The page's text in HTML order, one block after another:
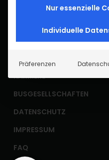
EN
GÄSTECLUB
KARRIERE
BUSGESELLSCHAFTEN
DATENSCHUTZ
IMPRESSUM
FAQ
Nur essenzielle
Individuelle
Präferenzen